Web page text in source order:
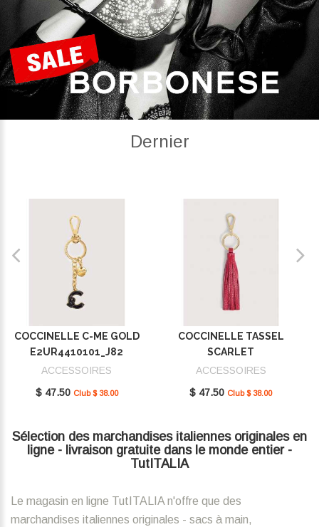
Dernier
COCCINELLE C-ME GOLD
E2UR4410101_J82
ACCESSOIRES
$ 47.50 Club $ 38.00
COCCINELLE TASSEL
SCARLET
E2MU0410101_R02
ACCESSOIRES
$ 47.50 Club $ 38.00
Sélection des marchandises italiennes originales en
ligne - livraison gratuite dans le monde entier -
TutITALIA
Le magasin en ligne TutITALIA n'offre que des
marchandises italiennes originales - sacs à main,